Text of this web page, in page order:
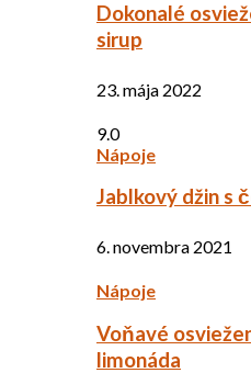
Dokonalé
sirup
23. mája 2022
9.0
Nápoje
Jablkový džin s
6. novembra 2021
Nápoje
Voňavé
limonáda